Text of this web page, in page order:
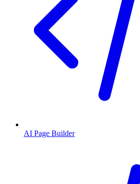
AI Page Builder